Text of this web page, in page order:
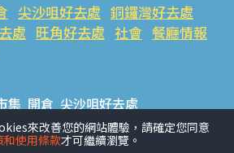
尖沙咀好去處 銅鑼灣好去處
處 旺角好去處 社會 餐廳情報
集 開倉 尖沙咀好去處
處 荃灣好去處 旺角好去處 社會
來改善您的網站體驗，請確定您同意
和使用條款才可繼續瀏覽。